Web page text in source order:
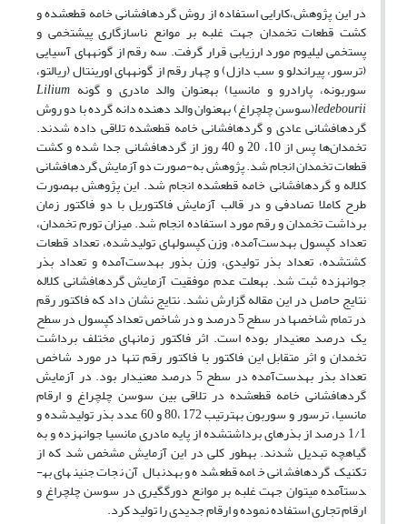
در این پژوهش،کارایی استفاده از روش گرده‏افشانی خامه قطع­شده و
کشت قطعات تخمدان جهت غلبه بر موانع ناسازگاری پیش‎تخمی و
پس‎تخمی لیلیوم مورد ارزیابی قرار گرفت. سه رقم از گونه‎های آسیایی
(ترسور، پیراندلو و سب دازل) و چهار رقم از گونه‎های اورینتال (ریالتو،
سوربونه، پارادرو و مانسیا) به­عنوان والد مادری و گونه Lilium
ledebourii(سوسن چلچراغ) به­عنوان والد دهنده دانه گرده با دو روش
گرده‎افشانی عادی و گرده‎افشانی خامه قطع­شده تلاقی داده شدند.
تخمدان‌ها پس از 10، 20 و 40 روز از گرده‎افشانی جدا شده و کشت
قطعات تخمدان انجام شد. پژوهش به-صورت دو آزمایش گرده‎افشانی
کلاله و گرده‎افشانی خامه قطع­شده انجام شد. این پژوهش به­صورت
طرح کاملا تصادفی و در قالب آزمایش فاکتوریل با دو فاکتور زمان
برداشت تخمدان و رقم مورد استفاده انجام شد. میزان تورم تخمدان،
تعداد کپسول به­دست‌آمده، وزن کپسول‎های تولید­شده، تعداد قطعات
کشت­شده، تعداد بذر تولیدی، وزن بذور به­دست‌آمده و تعداد بذر
جوانه­زده ثبت شد. به­علت عدم موفقیت آزمایش گرده‎افشانی کلاله
نتایج حاصل در این مقاله گزارش نشد. نتایج نشان داد که فاکتور رقم
در تمام شاخص‎ها در سطح 5 درصد و در شاخص تعداد کپسول در سطح
یک درصد معنی­دار بوده است. اثر فاکتور زمان‎های مختلف برداشت
تخمدان و اثر متقابل این فاکتور با فاکتور رقم تنها در مورد شاخص
تعداد بذر به­دست‌آمده در سطح 5 درصد معنی­دار بود. در آزمایش
گرده‎افشانی خامه قطع­شده در تلاقی بین سوسن چلچراغ و ارقام
مانسیا، ترسور و سوربون به­ترتیب 172 ،80 و 60 عدد بذر تولید­شده و
1/1 درصد از بذرهای برداشت­شده از پایه مادری مانسیا جوانه­زده و به
گیاهچه تبدیل شدند. به­طور کلی در این آزمایش مشخص شد که از
تکنیک گرده‎افشانی خامه قطع­شده و به­دنبال آن نجات جنین‏های به­
دست­آمده می‎توان جهت غلبه بر موانع دورگ‏گیری در سوسن چلچراغ و
ارقام تجاری استفاده نموده و ارقام جدیدی را تولید کرد.